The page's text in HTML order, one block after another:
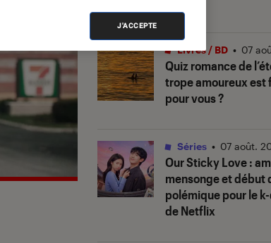
Quiz romance de
trope amoureux est
pour vous ?
Livres / BD • 07
Our Sticky Love:
mensonge et début
polémique pour le
de Netflix
Séries • 07 août.
J'ACCEPTE